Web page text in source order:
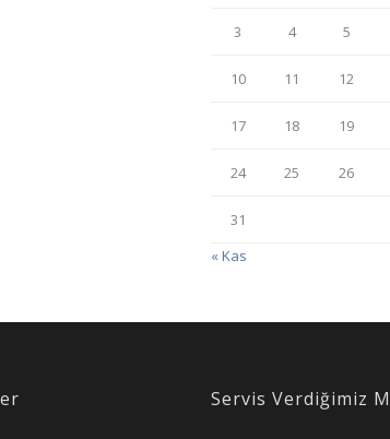
3 4 5
10 11 12
17 18 19
24 25 26
31
« Kas
Servis Verdiğimiz